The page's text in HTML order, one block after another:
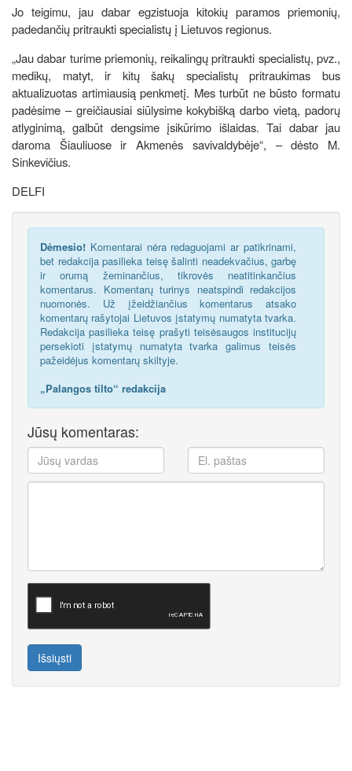
Jo teigimu, jau dabar egzistuoja kitokių paramos priemonių,
padedančių pritraukti specialistų į Lietuvos regionus.
„Jau dabar turime priemonių, reikalingų pritraukti specialistų, pvz.,
medikų, matyt, ir kitų šakų specialistų pritraukimas bus
aktualizuotas artimiausią penkmetį. Mes turbūt ne būsto formatu
padėsime – greičiausiai siūlysime kokybišką darbo vietą, padorų
atlyginimą, galbūt dengsime įsikūrimo išlaidas. Tai dabar jau
daroma Šiauliuose ir Akmenės savivaldybėje“, – dėsto M.
Sinkevičius.
DELFI
Dėmesio! Komentarai nėra redaguojami ar patikrinami,
bet redakcija pasilieka teisę šalinti neadekvačius, garbę
ir orumą žeminančius, tikrovės neatitinkančius
komentarus. Komentarų turinys neatspindi redakcijos
nuomonės. Už įžeidžiančius komentarus atsako
komentarų rašytojai Lietuvos įstatymų numatyta tvarka.
Redakcija pasilieka teisę prašyti teisėsaugos institucijų
persekioti įstatymų numatyta tvarka galimus teisės
pažeidėjus komentarų skiltyje.
„Palangos tilto“ redakcija
Jūsų komentaras:
Išsiųsti